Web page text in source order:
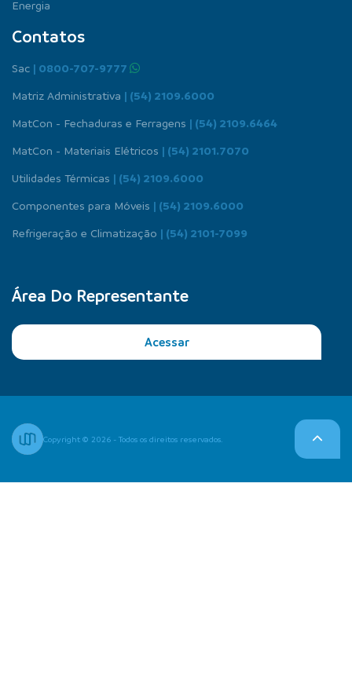
Energia
Contatos
Sac | 0800-707-9777
Matriz Administrativa | (54) 2109.6000
MatCon - Fechaduras e Ferragens | (54) 2109.6464
MatCon - Materiais Elétricos | (54) 2101.7070
Utilidades Térmicas | (54) 2109.6000
Componentes para Móveis | (54) 2109.6000
Refrigeração e Climatização | (54) 2101-7099
Área Do Representante
Acessar
Copyright © 2026 - Todos os direitos reservados.